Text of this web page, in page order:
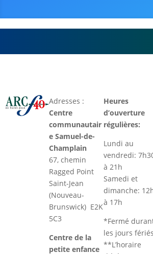
Adresses :
Centre
communautair
e Samuel-de-
Champlain
67, chemin
Ragged Point
Saint-Jean
(Nouveau-
Brunswick) E2K
5C3
Centre de la
petite enfance
Heures
d’ouverture
régulières:
Lundi au
vendredi:
à 21h
Samedi et
dimanche:
à 17h
*Fermé
les jours
**L’horaire